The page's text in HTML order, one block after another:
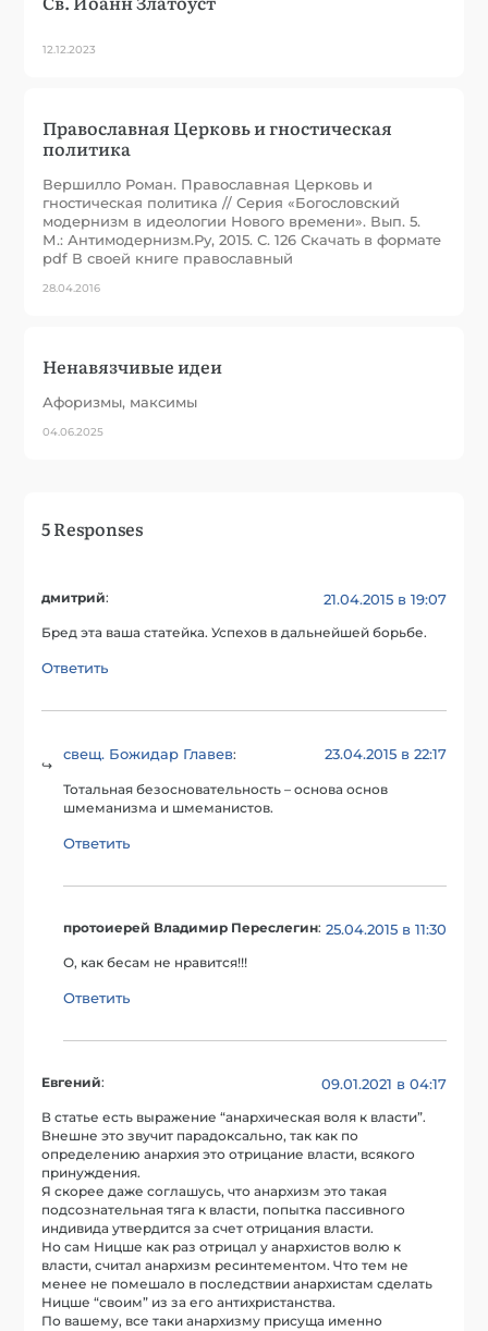
12.12.2023
Православная Церковь и гностическая
политика
Вершилло Роман. Православная Церковь и
гностическая политика // Серия «Богословский
модернизм в идеологии Нового времени». Вып. 5.
М.: Антимодернизм.Ру, 2015. С. 126 Скачать в формате
pdf В своей книге православный
28.04.2016
Ненавязчивые идеи
Афоризмы, максимы
04.06.2025
5 Responses
дмитрий: 21.04.2015 в 19:07
Бред эта ваша статейка. Успехов в дальнейшей борьбе.
Ответить
свещ. Божидар Главев: 23.04.2015 в 22:17
Тотальная безосновательность – основа основ
шмеманизма и шмеманистов.
Ответить
протоиерей Владимир Переслегин: 25.04.2015 в 11:30
О, как бесам не нравится!!!
Ответить
Евгений: 09.01.2021 в 04:17
В статье есть выражение “анархическая воля к власти”.
Внешне это звучит парадоксально, так как по
определению анархия это отрицание власти, всякого
принуждения.
Я скорее даже соглашусь, что анархизм это такая
подсознательная тяга к власти, попытка пассивного
индивида утвердится за счет отрицания власти.
Но сам Ницше как раз отрицал у анархистов волю к
власти, считал анархизм ресинтементом. Что тем не
менее не помешало в последствии анархистам сделать
Ницше “своим” из за его антихристанства.
По вашему, все таки анархизму присуща именно